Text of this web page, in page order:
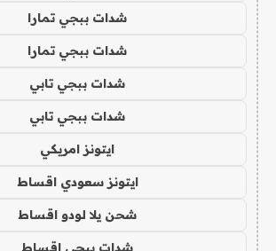
شدات ببجي تمارا
شدات ببجي تمارا
شدات ببجي تابي
شدات ببجي تابي
ايتونز امريكي
ايتونز سعودي اقساط
شحن يلا لودو اقساط
شدات ببجي اقساط